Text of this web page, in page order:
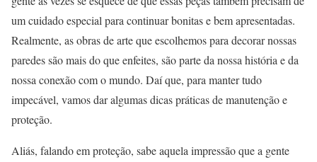
um cuidado especial para continuar bonitas e bem apresentadas.
Realmente, as obras de arte que escolhemos para decorar nossas
paredes são mais do que enfeites, são parte da nossa história e da
nossa conexão com o mundo. Daí que, para manter tudo
impecável, vamos dar algumas dicas práticas de manutenção e
proteção.
Aliás, falando em proteção, sabe aquela impressão que a gente